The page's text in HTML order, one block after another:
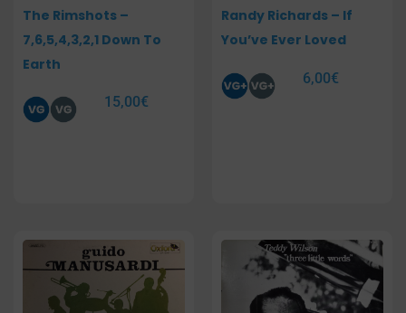
The Rimshots –
7,6,5,4,3,2,1 Down To
Earth
15,00€
Randy Richards – If
You’ve Ever Loved
6,00€